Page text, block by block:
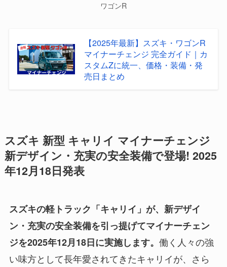
ワゴンR
【2025年最新】スズキ・ワゴンR
マイナーチェンジ 完全ガイド｜カ
スタムZに統一、価格・装備・発
売日まとめ
スズキ 新型 キャリイ マイナーチェンジ
新デザイン・充実の安全装備で登場! 2025
年12月18日発表
スズキの軽トラック「キャリイ」が、新デザイ
ン・充実の安全装備を引っ提げてマイナーチェン
ジを2025年12月18日に実施します。 働く人々の強
い味方として長年愛されてきたキャリイが、さら